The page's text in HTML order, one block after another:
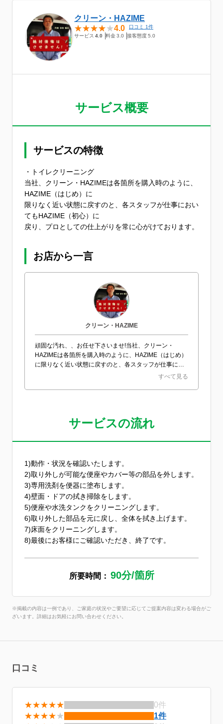
クリーン・HAZIME
4.0
口コミ 1件
サービス 4.0 料金3.0 接客態度5.0
サービス概要
サービスの特徴
・トイレクリーニング
当社、クリーン・HAZIMEは各箇所を購入時のように、
HAZIME（はじめ）に
限りなく近い状態に戻すのと、各スタッフが仕事におい
てもHAZIME（初心）に
戻り、プロとしての仕上がりを常に心がけております。
お店から一言
クリーン・HAZIME
頑固な汚れ、、お任せ下さいませ!当社、クリーン・
HAZIMEは各箇所を購入時のように、HAZIME（はじめ）
に限りなく近い状態に戻すのと、各スタッフが仕事にお
いてもHAZIME（初心）に戻り、プロとしての仕上がり
すべて見る
サービスの流れ
1)動作・状況を確認いたします。
2)取り外しが可能な便座やカバー等の部品を外します。
3)専用洗剤を便器に塗布します。
4)壁面・ドアの拭き掃除をします。
5)便座や水洗タンクをクリーニングします。
6)取り外した部品を元に戻し、全体を拭き上げます。
7)床面をクリーニングします。
8)最後にお客様にご確認いただき、終了です。
所要時間： 90分/箇所
※掲載の内容は一例であり、ご家庭の状況やご要望に応じてご提案内容は変わる場合がご
ざいます。詳細はお気軽にお問い合わせください。
口コミ
★★★★★
0件
★★★★★
1件